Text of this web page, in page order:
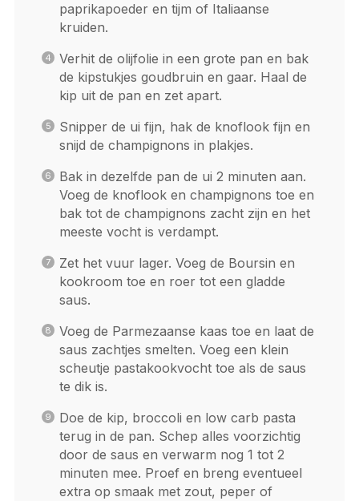
paprikapoeder en tijm of Italiaanse
kruiden.
Verhit de olijfolie in een grote pan en bak
de kipstukjes goudbruin en gaar. Haal de
kip uit de pan en zet apart.
Snipper de ui fijn, hak de knoflook fijn en
snijd de champignons in plakjes.
Bak in dezelfde pan de ui 2 minuten aan.
Voeg de knoflook en champignons toe en
bak tot de champignons zacht zijn en het
meeste vocht is verdampt.
Zet het vuur lager. Voeg de Boursin en
kookroom toe en roer tot een gladde
saus.
Voeg de Parmezaanse kaas toe en laat de
saus zachtjes smelten. Voeg een klein
scheutje pastakookvocht toe als de saus
te dik is.
Doe de kip, broccoli en low carb pasta
terug in de pan. Schep alles voorzichtig
door de saus en verwarm nog 1 tot 2
minuten mee. Proef en breng eventueel
extra op smaak met zout, peper of